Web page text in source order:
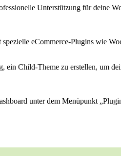
Unterstützung für deine
eCommerce-Plugins wie
Child-Theme zu erstellen, um
unter dem Menüpunkt